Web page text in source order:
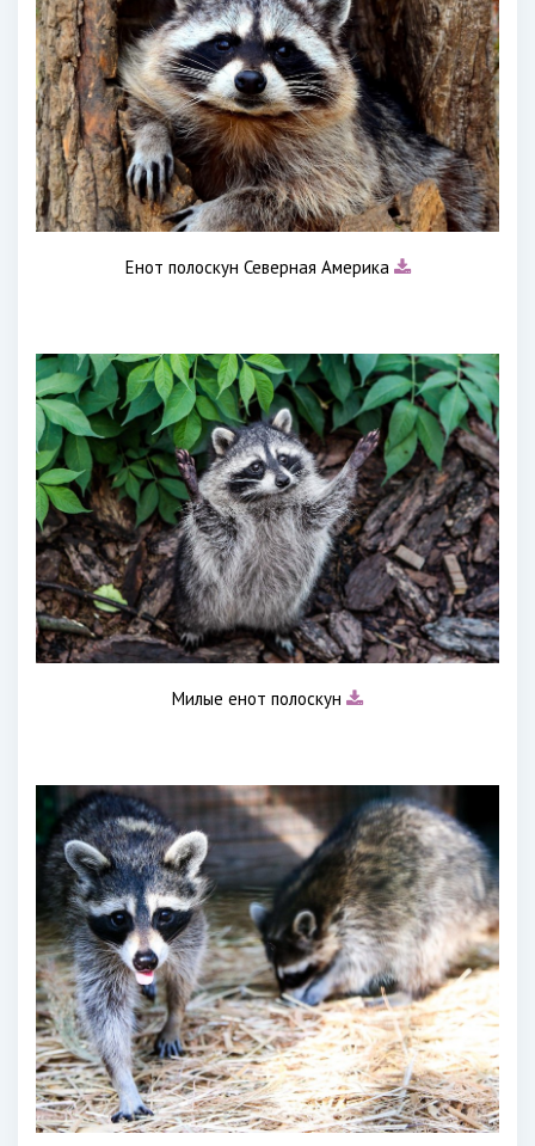
Енот полоскун Северная Америка
Милые енот полоскун